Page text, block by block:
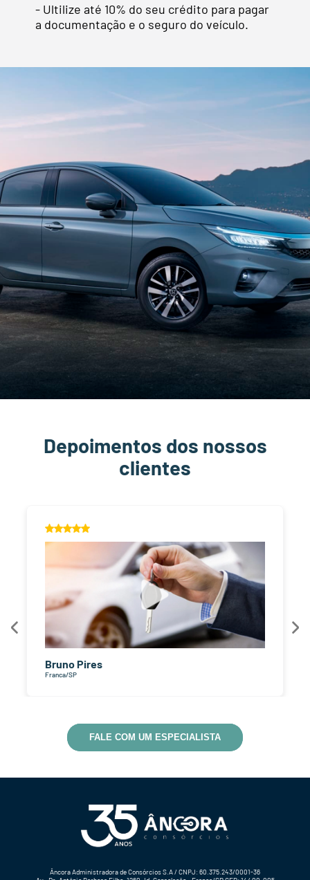
- Ultilize até 10% do seu crédito para pagar
a documentação e o seguro do veículo.
Depoimentos dos nossos
clientes
Bruno Pires
Franca/SP
FALE COM UM ESPECIALISTA
Âncora Administradora de Consórcios S.A / CNPJ: 60.375.243/0001-36